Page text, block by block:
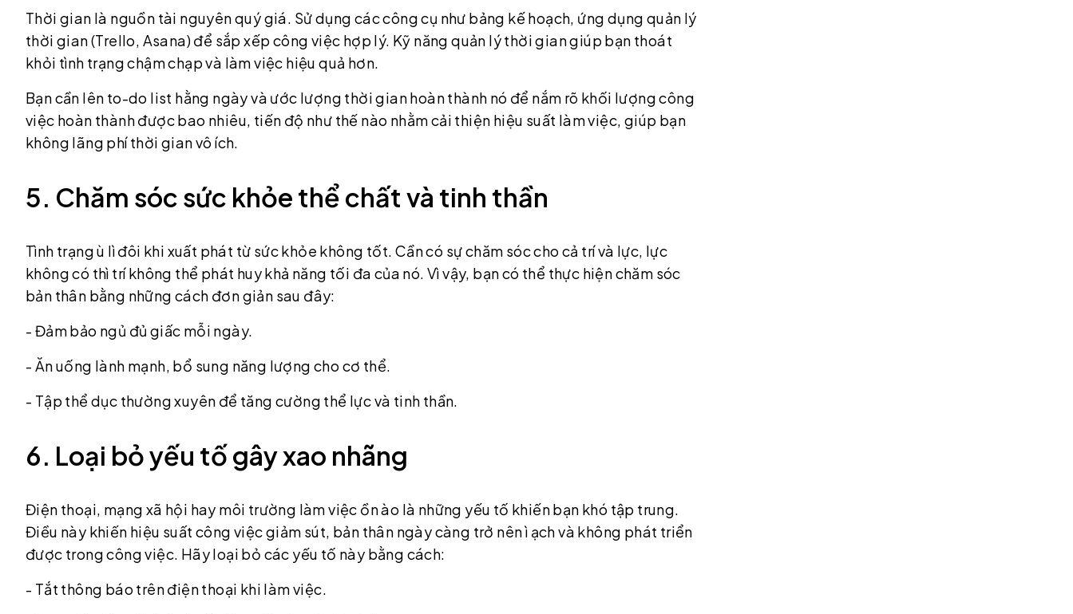
Thời gian là nguồn tài nguyên quý giá. Sử dụng các công cụ như bảng kế hoạch, ứng dụng quản lý
thời gian (Trello, Asana) để sắp xếp công việc hợp lý. Kỹ năng quản lý thời gian giúp bạn thoát
khỏi tình trạng chậm chạp và làm việc hiệu quả hơn.
Bạn cần lên to-do list hằng ngày và ước lượng thời gian hoàn thành nó để nắm rõ khối lượng công
việc hoàn thành được bao nhiêu, tiến độ như thế nào nhằm cải thiện hiệu suất làm việc, giúp bạn
không lãng phí thời gian vô ích.
5. Chăm sóc sức khỏe thể chất và tinh thần
Tình trạng ù lì đôi khi xuất phát từ sức khỏe không tốt. Cần có sự chăm sóc cho cả trí và lực, lực
không có thì trí không thể phát huy khả năng tối đa của nó. Vì vậy, bạn có thể thực hiện chăm sóc
bản thân bằng những cách đơn giản sau đây:
- Đảm bảo ngủ đủ giấc mỗi ngày.
- Ăn uống lành mạnh, bổ sung năng lượng cho cơ thể.
- Tập thể dục thường xuyên để tăng cường thể lực và tinh thần.
6. Loại bỏ yếu tố gây xao nhãng
Điện thoại, mạng xã hội hay môi trường làm việc ồn ào là những yếu tố khiến bạn khó tập trung.
Điều này khiến hiệu suất công việc giảm sút, bản thân ngày càng trở nên ì ạch và không phát triển
được trong công việc. Hãy loại bỏ các yếu tố này bằng cách:
- Tắt thông báo trên điện thoại khi làm việc.